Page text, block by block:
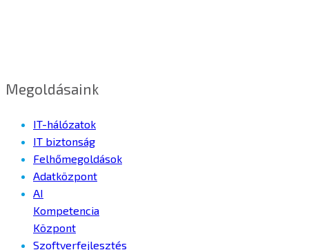
Megoldásaink
IT-hálózatok
IT biztonság
Felhőmegoldások
Adatközpont
AI
Kompetencia
Központ
Szoftverfejlesztés